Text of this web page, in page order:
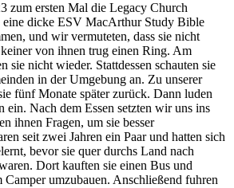
zum ersten Mal die Legacy Church
eine dicke ESV MacArthur Study Bible
und wir vermuteten, dass sie nicht
von ihnen trug einen Ring. Am
sie nicht wieder. Stattdessen schauten sie
in der Umgebung an. Zu unserer
fünf Monate später zurück. Dann luden
ein. Nach dem Essen setzten wir uns ins
ihnen Fragen, um sie besser
seit zwei Jahren ein Paar und hatten sich
bevor sie quer durchs Land nach
Dort kauften sie einen Bus und
Camper umzubauen. Anschließend fuhren